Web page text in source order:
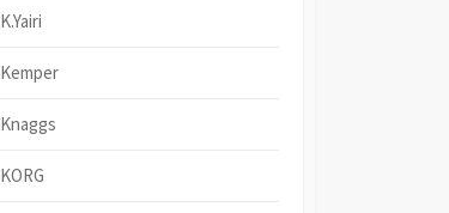
K.Yairi
Kemper
Knaggs
KORG